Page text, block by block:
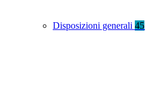
Disposizioni generali 45